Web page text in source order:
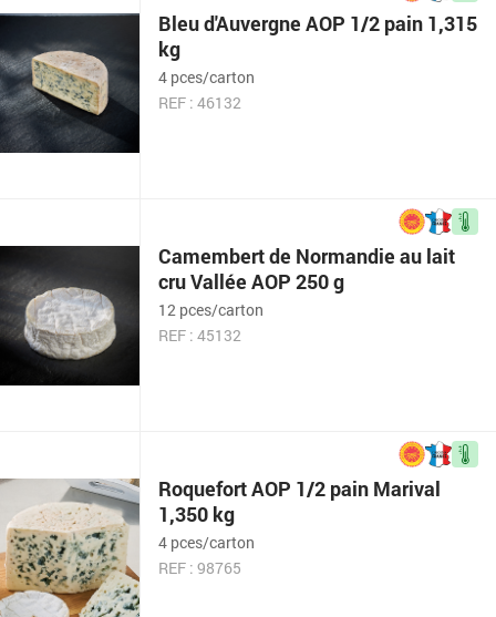
Bleu d'Auvergne AOP 1/2 pain 1,315
kg
4 pces/carton
REF : 46132
Camembert de Normandie au lait
cru Vallée AOP 250 g
12 pces/carton
REF : 45132
Roquefort AOP 1/2 pain Marival
1,350 kg
4 pces/carton
REF : 98765